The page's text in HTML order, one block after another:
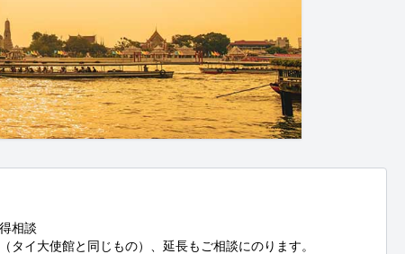
相談
タイ大使館と同じもの）、延長もご相談にのります。